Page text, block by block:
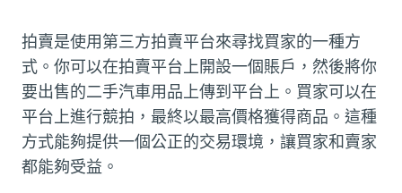
拍賣是使用第三方拍賣平台來尋找買家的一種方
式。你可以在拍賣平台上開設一個賬戶，然後將你
要出售的二手汽車用品上傳到平台上。買家可以在
平台上進行競拍，最終以最高價格獲得商品。這種
方式能夠提供一個公正的交易環境，讓買家和賣家
都能夠受益。